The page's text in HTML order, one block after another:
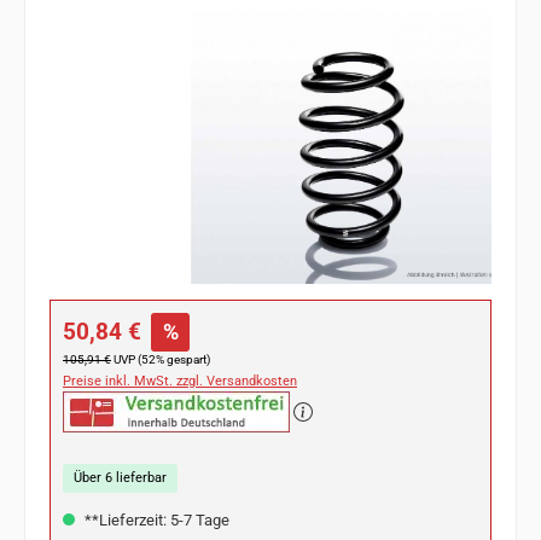
Verkaufspreis:
50,84 € %
Regulärer Preis:
105,91 €UVP (52% gespart)
Preise inkl. MwSt. zzgl. Versandkosten
Über 6 lieferbar
**Lieferzeit: 5-7 Tage